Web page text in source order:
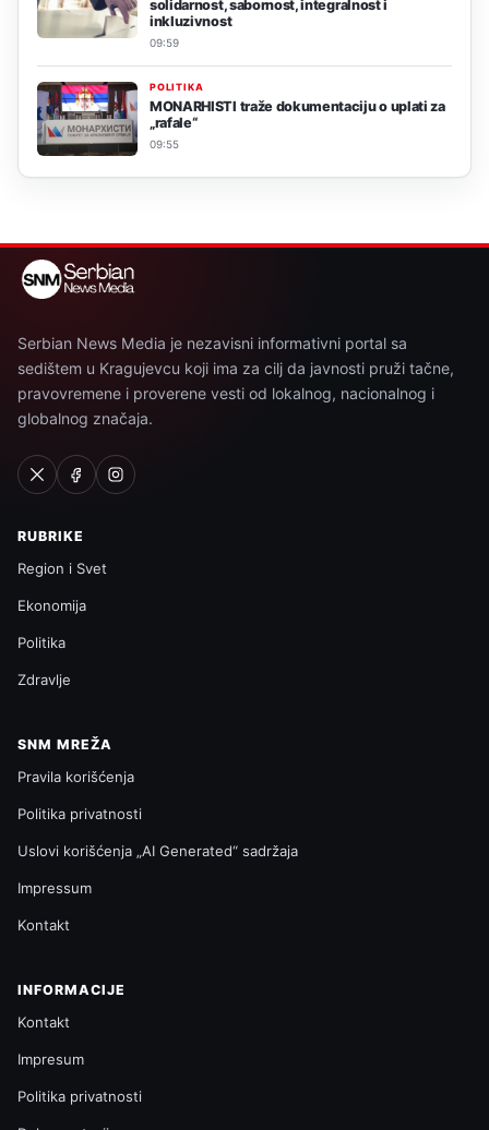
solidarnost, sabornost, integralnost i
inkluzivnost
09:59
POLITIKA
MONARHISTI traže dokumentaciju o uplati za
„rafale“
09:55
Serbian News Media je nezavisni informativni portal sa
sedištem u Kragujevcu koji ima za cilj da javnosti pruži tačne,
pravovremene i proverene vesti od lokalnog, nacionalnog i
globalnog značaja.
RUBRIKE
Region i Svet
Ekonomija
Politika
Zdravlje
SNM MREŽA
Pravila korišćenja
Politika privatnosti
Uslovi korišćenja „AI Generated“ sadržaja
Impressum
Kontakt
INFORMACIJE
Kontakt
Impresum
Politika privatnosti